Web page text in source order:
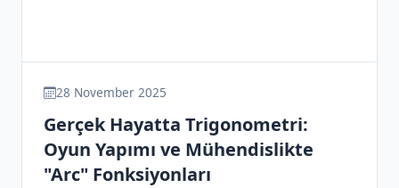
28 November 2025
Gerçek Hayatta Trigonometri:
Oyun Yapımı ve Mühendislikte
"Arc" Fonksiyonları